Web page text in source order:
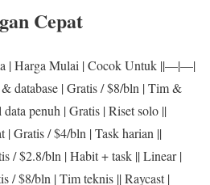
Cepat
| Harga Mulai | Cocok Untuk ||—|—|
| Gratis / $8/bln | Tim &
penuh | Gratis | Riset solo ||
| Gratis / $4/bln | Task harian ||
/ $2.8/bln | Habit + task || Linear |
/ $8/bln | Tim teknis || Raycast |